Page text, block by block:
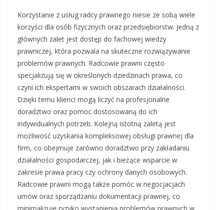
Korzystanie z usług radcy prawnego niesie ze sobą wiele
korzyści dla osób fizycznych oraz przedsiębiorstw. Jedną z
głównych zalet jest dostęp do fachowej wiedzy
prawniczej, która pozwala na skuteczne rozwiązywanie
problemów prawnych. Radcowie prawni często
specjalizują się w określonych dziedzinach prawa, co
czyni ich ekspertami w swoich obszarach działalności.
Dzięki temu klienci mogą liczyć na profesjonalne
doradztwo oraz pomoc dostosowaną do ich
indywidualnych potrzeb. Kolejną istotną zaletą jest
możliwość uzyskania kompleksowej obsługi prawnej dla
firm, co obejmuje zarówno doradztwo przy zakładaniu
działalności gospodarczej, jak i bieżące wsparcie w
zakresie prawa pracy czy ochrony danych osobowych.
Radcowie prawni mogą także pomóc w negocjacjach
umów oraz sporządzaniu dokumentacji prawnej, co